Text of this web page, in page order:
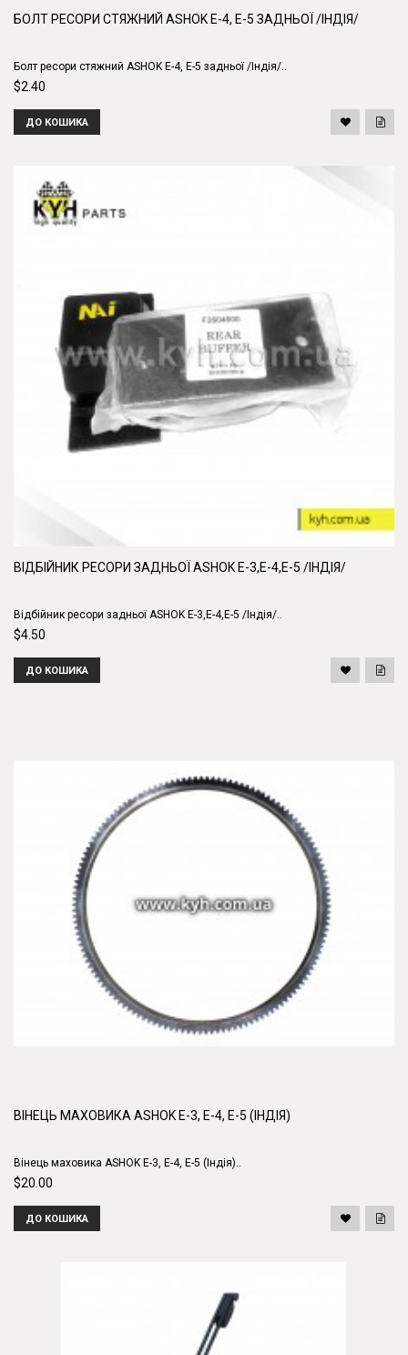
БОЛТ РЕСОРИ СТЯЖНИЙ ASHOK E-4, Е-5 ЗАДНЬОЇ /ІНДІЯ/
Болт ресори стяжний ASHOK E-4, Е-5 задньої /Індія/..
$2.40
ДО КОШИКА
ВІДБІЙНИК РЕСОРИ ЗАДНЬОЇ ASHOK E-3,E-4,E-5 /ІНДІЯ/
Відбійник ресори задньої ASHOK E-3,E-4,E-5 /Індія/..
$4.50
ДО КОШИКА
ВІНЕЦЬ МАХОВИКА ASHOK E-3, E-4, E-5 (ІНДІЯ)
Вінець маховика ASHOK E-3, E-4, E-5 (Індія)..
$20.00
ДО КОШИКА